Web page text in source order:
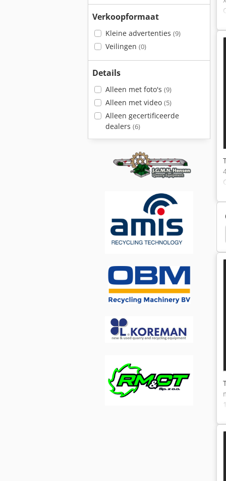
Verkoopformaat
Kleine advertenties (9)
Veilingen (0)
Details
Alleen met foto's (9)
Alleen met video (5)
Alleen gecertificeerde
dealers (6)